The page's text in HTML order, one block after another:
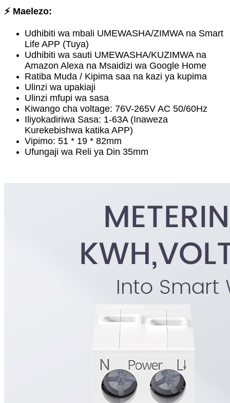
⚡ Maelezo:
Udhibiti wa mbali UMEWASHA/ZIMWA na Smart
Life APP (Tuya)
Udhibiti wa sauti UMEWASHA/KUZIMWA na
Amazon Alexa na Msaidizi wa Google Home
Ratiba Muda / Kipima saa na kazi ya kupima
Ulinzi wa upakiaji
Ulinzi mfupi wa sasa
Kiwango cha voltage: 76V-265V AC 50/60Hz
Iliyokadiriwa Sasa: ​​1-63A (Inaweza
Kurekebishwa katika APP)
Vipimo: 51 * 19 * 82mm
Ufungaji wa Reli ya Din 35mm